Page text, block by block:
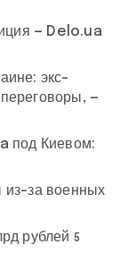
— Delo.ua
экс-
—
под Киевом:
из-за военных
рублей 5